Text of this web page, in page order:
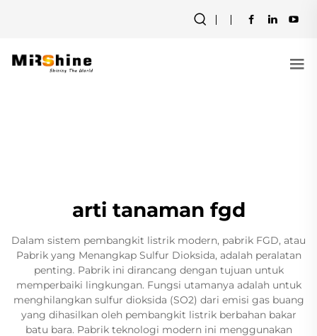
arti tanaman fgd
Dalam sistem pembangkit listrik modern, pabrik FGD, atau
Pabrik yang Menangkap Sulfur Dioksida, adalah peralatan
penting. Pabrik ini dirancang dengan tujuan untuk
memperbaiki lingkungan. Fungsi utamanya adalah untuk
menghilangkan sulfur dioksida (SO2) dari emisi gas buang
yang dihasilkan oleh pembangkit listrik berbahan bakar
batu bara. Pabrik teknologi modern ini menggunakan